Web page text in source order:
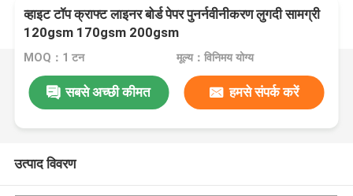
व्हाइट टॉप क्राफ्ट लाइनर बोर्ड पेपर पुनर्नवीनीकरण लुगदी सामग्री
120gsm 170gsm 200gsm
MOQ：1 टन मूल्य：विनिमय योग्य
सबसे अच्छी कीमत हमसे संपर्क करें
उत्पाद विवरण